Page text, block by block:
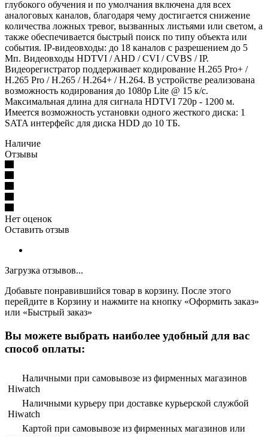
глубокого обучения и по умолчания включена для всех
аналоговых каналов, благодаря чему достигается снижение
количества ложных тревог, вызванных листьями или светом, а
также обеспечивается быстрый поиск по типу объекта или
события. IP-видеовходы: до 18 каналов с разрешением до 5
Мп. Видеовходы HDTVI / AHD / CVI / CVBS / IP.
Видеорегистратор поддерживает кодирование H.265 Pro+ /
H.265 Pro / H.265 / H.264+ / H.264. В устройстве реализована
возможность кодирования до 1080p Lite @ 15 к/с.
Максимальная длина для сигнала HDTVI 720p - 1200 м.
Имеется возможность установки одного жесткого диска: 1
SATA интерфейс для диска HDD до 10 ТБ.
Наличие
Отзывы
Нет оценок
Оставить отзыв
Загрузка отзывов...
Добавьте понравившийся товар в корзину. После этого
перейдите в Корзину и нажмите на кнопку «Оформить заказ»
или «Быстрый заказ»
Вы можете выбрать наиболее удобный для вас
способ оплаты:
Наличными при самовывозе из фирменных магазинов
Hiwatch
Наличными курьеру при доставке курьерской службой
Hiwatch
Картой при самовывозе из фирменных магазинов или